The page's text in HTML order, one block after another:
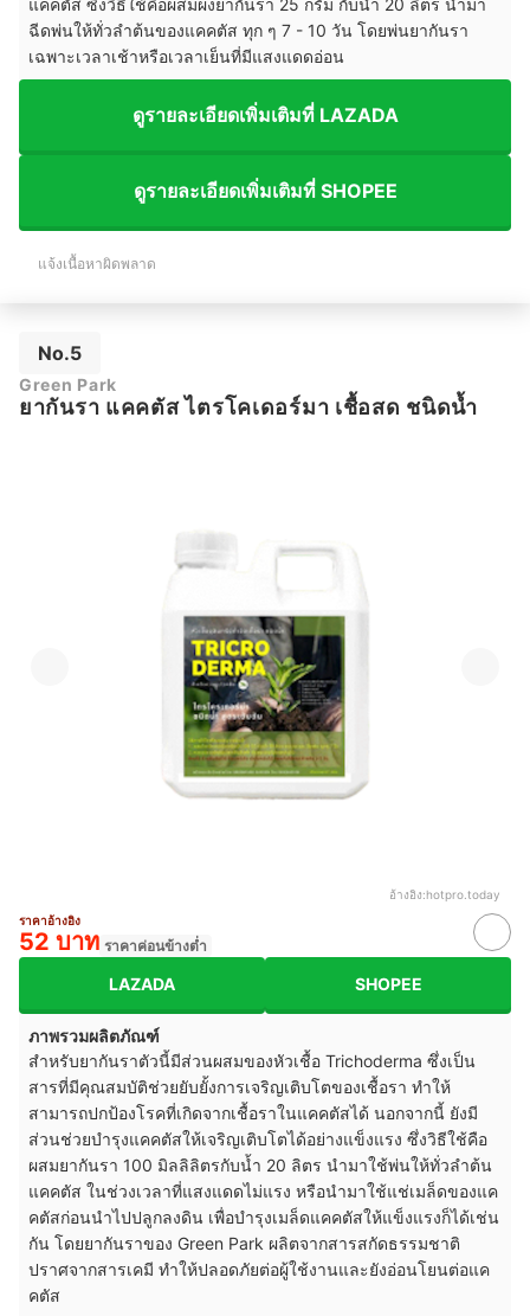
แคคตัส ซึ่งวิธีใช้คือผสมผงยากันรา 25 กรัม กับน้ำ 20 ลิตร นำมา
ฉีดพ่นให้ทั่วลำต้นของแคคตัส ทุก ๆ 7 - 10 วัน โดยพ่นยากันรา
เฉพาะเวลาเช้าหรือเวลาเย็นที่มีแสงแดดอ่อน
ดูรายละเอียดเพิ่มเติมที่ LAZADA
ดูรายละเอียดเพิ่มเติมที่ SHOPEE
แจ้งเนื้อหาผิดพลาด
No.5
Green Park
ยากันรา แคคตัส ไตรโคเดอร์มา เชื้อสด ชนิดน้ำ
อ้างอิง:hotpro.today
ราคาอ้างอิง
52 บาท ราคาค่อนข้างต่ำ
LAZADA SHOPEE
ภาพรวมผลิตภัณฑ์
สำหรับยากันราตัวนี้มีส่วนผสมของหัวเชื้อ Trichoderma ซึ่งเป็น
สารที่มีคุณสมบัติช่วยยับยั้งการเจริญเติบโตของเชื้อรา ทำให้
สามารถปกป้องโรคที่เกิดจากเชื้อราในแคคตัสได้ นอกจากนี้ ยังมี
ส่วนช่วยบำรุงแคคตัสให้เจริญเติบโตได้อย่างแข็งแรง ซึ่งวิธีใช้คือ
ผสมยากันรา 100 มิลลิลิตรกับน้ำ 20 ลิตร นำมาใช้พ่นให้ทั่วลำต้น
แคคตัส ในช่วงเวลาที่แสงแดดไม่แรง หรือนำมาใช้แช่เมล็ดของแค
คตัสก่อนนำไปปลูกลงดิน เพื่อบำรุงเมล็ดแคคตัสให้แข็งแรงก็ได้เช่น
กัน โดยยากันราของ Green Park ผลิตจากสารสกัดธรรมชาติ
ปราศจากสารเคมี ทำให้ปลอดภัยต่อผู้ใช้งานและยังอ่อนโยนต่อแค
คตัส